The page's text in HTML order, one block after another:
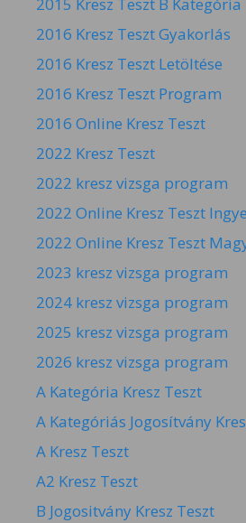
2016 Kresz Teszt Gyakorlás
2016 Kresz Teszt Letöltése
2016 Kresz Teszt Program
2016 Online Kresz Teszt
2022 Kresz Teszt
2022 kresz vizsga program
2022 Online Kresz Teszt
2022 Online Kresz Teszt
2023 kresz vizsga program
2024 kresz vizsga program
2025 kresz vizsga program
2026 kresz vizsga program
A Kategória Kresz Teszt
A Kategóriás Jogosítvány
A Kresz Teszt
A2 Kresz Teszt
B Jogositvány Kresz Teszt